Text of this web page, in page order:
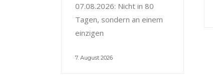
07.08.2026: Nicht in 80
Tagen, sondern an einem
einzigen
7. August 2026